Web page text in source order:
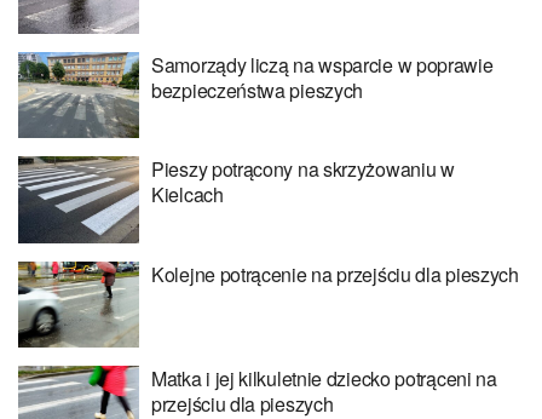
Samorządy liczą na wsparcie w poprawie
bezpieczeństwa pieszych
Pieszy potrącony na skrzyżowaniu w
Kielcach
Kolejne potrącenie na przejściu dla pieszych
Matka i jej kilkuletnie dziecko potrąceni na
przejściu dla pieszych